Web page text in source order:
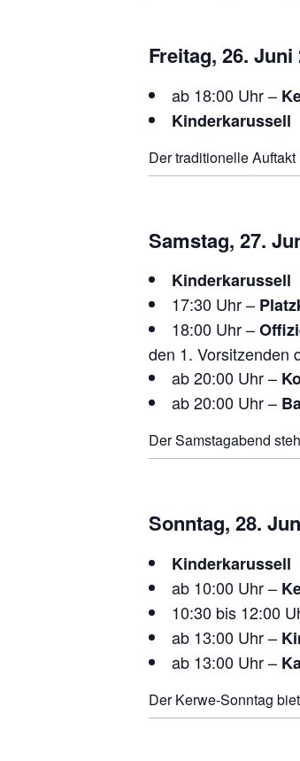
Freitag, 26. Juni
ab 18:00 Uhr –
Kinderkarussell
Der traditionelle
Samstag, 27.
Kinderkarussell
17:30 Uhr –
18:00 Uhr –
den 1. Vorsitzenden
ab 20:00 Uhr –
ab 20:00 Uhr –
Der Samstagabend
Sonntag, 28.
Kinderkarussell
ab 10:00 Uhr –
10:30 bis 12:00
ab 13:00 Uhr –
ab 13:00 Uhr –
Der Kerwe-Sonntag